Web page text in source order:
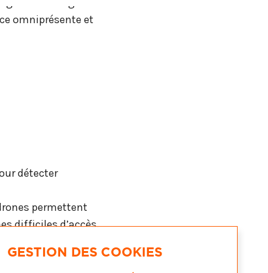
omniprésente et
détecter
permettent
difficiles d’accès.
GESTION DES COOKIES